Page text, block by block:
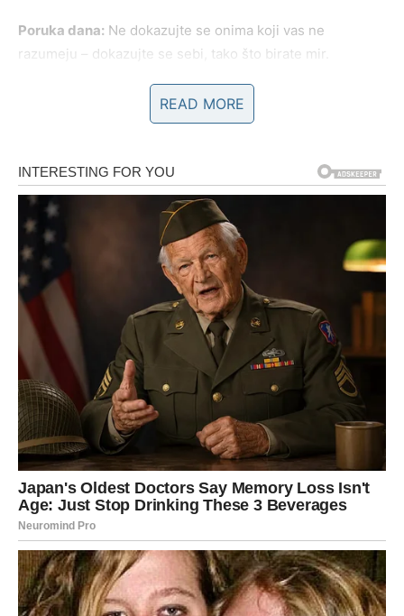
Poruka dana: Ne dokazujte se onima koji vas ne
razumeju – dokazujte se sebi, tako što birate mir.
uslovom da ne pokušavate da sve držite pod kontrolom,
jer je vaš um ponekad tvrdoglavo vezan za sigurnost, pa
se brine i onda kada nema razloga. U ljubavi, Bikovi danas
mogu doživeti nežnost koja leči: poruku, gest, pažnju ili
trenutak bliskosti koji vas podseti da ljubav ne mora da
bude borba. Ako ste u vezi, odličan je dan da se približite
partneru kroz jednostavne stvari – zajednički obrok,
razgovor, plan za naredne dane – jer vas upravo
jednostavnost vraća u ravnotežu. Slobodni Bikovi mogu
biti privučeni osobom koja deluje mirno i ozbiljno, ali ne
žurite da idealizujete – pustite da se stvari razvijaju
prirodno. Finansijski, dan nosi dobru energiju za
sređivanje budžeta, vraćanje dugova, dogovor oko
troškova ili donošenje pametne odluke vezane za
kupovinu, ali sve treba da ide kroz razum, ne kroz
emociju. U poslu, osećate potrebu da se bolje
organizujete, pa je nedelja savršena za planiranje i
postavljanje prioriteta.
READ MORE